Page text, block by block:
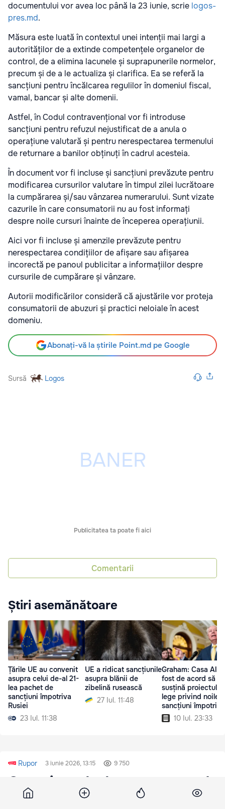
documentului vor avea loc până la 23 iunie, scrie logos-
pres.md.
Măsura este luată în contextul unei intenții mai largi a
autorităților de a extinde competențele organelor de
control, de a elimina lacunele și suprapunerile normelor,
precum și de a le actualiza și clarifica. Ea se referă la
sancțiuni pentru încălcarea regulilor în domeniul fiscal,
vamal, bancar și alte domenii.
Astfel, în Codul contravențional vor fi introduse
sancțiuni pentru refuzul nejustificat de a anula o
operațiune valutară și pentru nerespectarea termenului
de returnare a banilor obținuți în cadrul acesteia.
În document vor fi incluse și sancțiuni prevăzute pentru
modificarea cursurilor valutare în timpul zilei lucrătoare
la cumpărarea și/sau vânzarea numerarului. Sunt vizate
cazurile în care consumatorii nu au fost informați
despre noile cursuri înainte de începerea operațiunii.
Aici vor fi incluse și amenzile prevăzute pentru
nerespectarea condițiilor de afișare sau afișarea
incorectă pe panoul publicitar a informațiilor despre
cursurile de cumpărare și vânzare.
Autorii modificărilor consideră că ajustările vor proteja
consumatorii de abuzuri și practici neloiale în acest
domeniu.
Abonați-vă la știrile Point.md pe Google
Sursă Logos
Publicitatea ta poate fi aici
Comentarii
Știri asemănătoare
Țările UE au convenit
asupra celui de-al 21-
lea pachet de
sancțiuni împotriva
Rusiei
23 Iul. 11:38
UE a ridicat sancțiunile
asupra blănii de
zibelină rusească
27 Iul. 11:48
Graham: Casa
fost de acord să
susțină proiectul
lege privind noile
sancțiuni împotriva
Rusiei10 Iul. 23:33
Rupor 3 iunie 2026, 13:15 9 750
O porțiune de drum s-a surpat la
Ialoveni în apropierea unui